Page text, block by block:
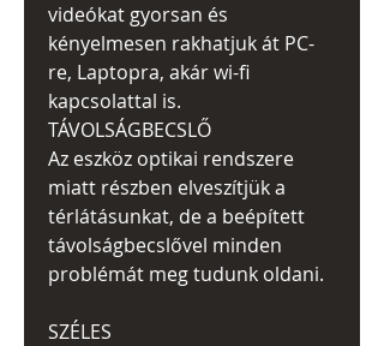
videókat gyorsan és
kényelmesen rakhatjuk át PC-
re, Laptopra, akár wi-fi
kapcsolattal is.
TÁVOLSÁGBECSLŐ
Az eszköz optikai rendszere
miatt részben elveszítjük a
térlátásunkat, de a beépített
távolságbecslővel minden
problémát meg tudunk oldani.
SZÉLES